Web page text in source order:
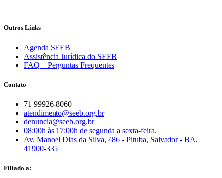
Outros Links
Agenda SEEB
Assistência Jurídica do SEEB
FAQ – Perguntas Frequentes
Contato
71 99926-8060
atendimento@seeb.org.br
denuncia@seeb.org.br
08:00h às 17:00h de segunda a sexta-feira.
Av. Manoel Dias da Silva, 486 - Pituba, Salvador - BA,
41900-335
Filiado a: